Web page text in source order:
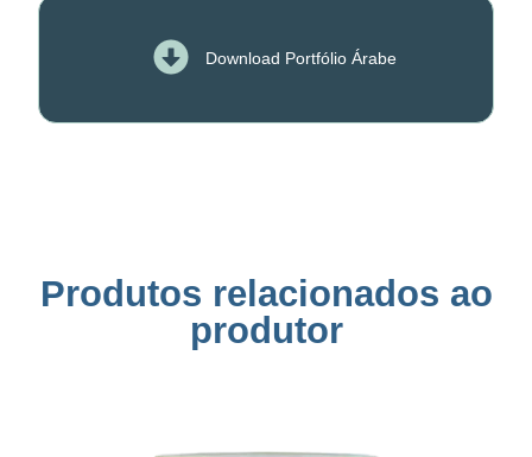
Download Portfólio Árabe
Produtos relacionados ao
produtor